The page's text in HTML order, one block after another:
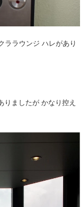
ララウンジ ハレがあり
りましたが かなり控え